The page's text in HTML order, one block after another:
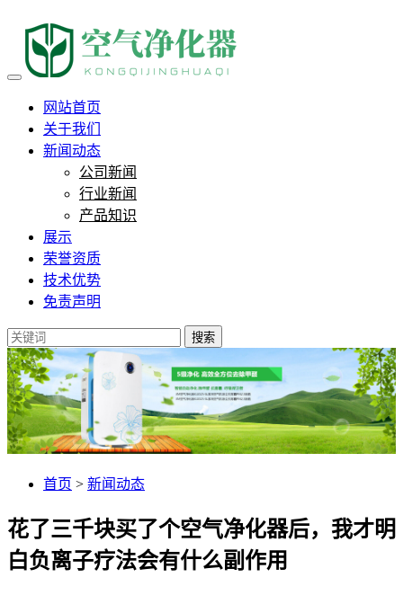
花了三千块买了个空气净化
网站首页
关于我们
新闻动态
公司新闻
行业新闻
产品知识
展示
荣誉资质
技术优势
免责声明
搜索
首页 > 新闻动态
花了三千块买了个空气净化器后，我才明
白负离子疗法会有什么副作用